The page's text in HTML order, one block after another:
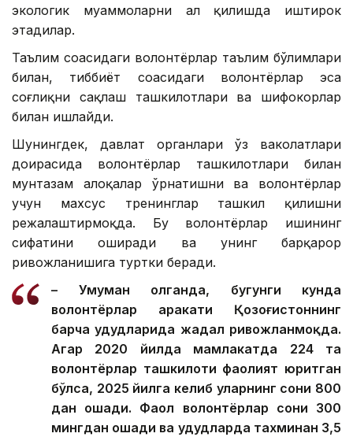
экологик муаммоларни ҳал қилишда иштирок
этадилар.
Таълим соҳасидаги волонтёрлар таълим бўлимлари
билан, тиббиёт соҳасидаги волонтёрлар эса
соғлиқни сақлаш ташкилотлари ва шифокорлар
билан ишлайди.
Шунингдек, давлат органлари ўз ваколатлари
доирасида волонтёрлар ташкилотлари билан
мунтазам алоқалар ўрнатишни ва волонтёрлар
учун махсус тренинглар ташкил қилишни
режалаштирмоқда. Бу волонтёрлар ишининг
сифатини оширади ва унинг барқарор
ривожланишига туртки беради.
– Умуман олганда, бугунги кунда
волонтёрлар ҳаракати Қозоғистоннинг
барча ҳудудларида жадал ривожланмоқда.
Агар 2020 йилда мамлакатда 224 та
волонтёрлар ташкилоти фаолият юритган
бўлса, 2025 йилга келиб уларнинг сони 800
дан ошади. Фаол волонтёрлар сони 300
мингдан ошади ва ҳудудларда тахминан 3,5